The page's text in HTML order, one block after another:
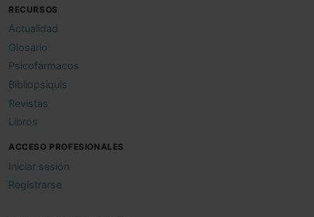
RECURSOS
Actualidad
Glosario
Psicofármacos
Bibliopsiquis
Revistas
Libros
ACCESO PROFESIONALES
Iniciar sesión
Registrarse